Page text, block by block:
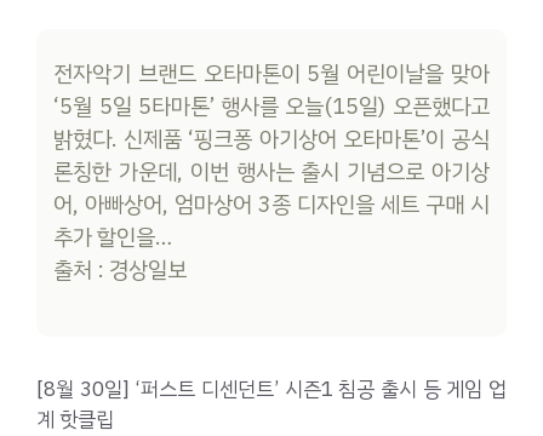
전자악기 브랜드 오타마톤이 5월 어린이날을 맞아
‘5월 5일 5타마톤’ 행사를 오늘(15일) 오픈했다고
밝혔다. 신제품 ‘핑크퐁 아기상어 오타마톤’이 공식
론칭한 가운데, 이번 행사는 출시 기념으로 아기상
어, 아빠상어, 엄마상어 3종 디자인을 세트 구매 시
추가 할인을…
출처 : 경상일보
[8월 30일] ‘퍼스트 디센던트’ 시즌1 침공 출시 등 게임 업
계 핫클립